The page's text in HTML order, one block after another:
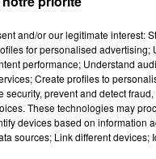
and/or our legitimate interest:
for personalised advertising;
performance; Understand
Create profiles to
prevent and detect
These technologies may
devices based on information
sources; Link different devices;